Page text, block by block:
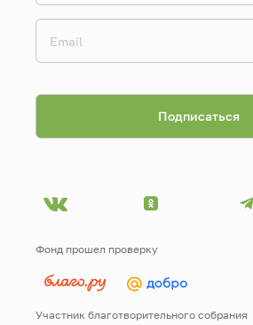
Фонд прошел проверку
Участник благотворительного собрания